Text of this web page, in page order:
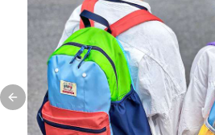
Previous slide